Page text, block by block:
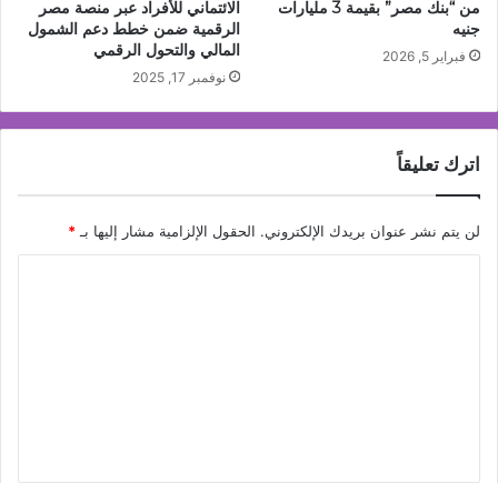
من “بنك مصر” بقيمة 3 مليارات
جنيه
فبراير 5, 2026
الائتماني للأفراد عبر منصة مصر
الرقمية ضمن خطط دعم الشمول
المالي والتحول الرقمي
نوفمبر 17, 2025
اترك تعليقاً
لن يتم نشر عنوان بريدك الإلكتروني. الحقول الإلزامية مشار إليها بـ*